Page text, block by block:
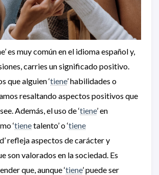
es muy común en el idioma español y,
carries un significado positivo.
que alguien ‘tiene’ habilidades o
resaltando aspectos positivos que
Además, el uso de ‘tiene’ en
‘tienetalento’ o ‘tiene
refleja aspectos de carácter y
son valorados en la sociedad. Es
que, aunque ‘tiene’ puede ser